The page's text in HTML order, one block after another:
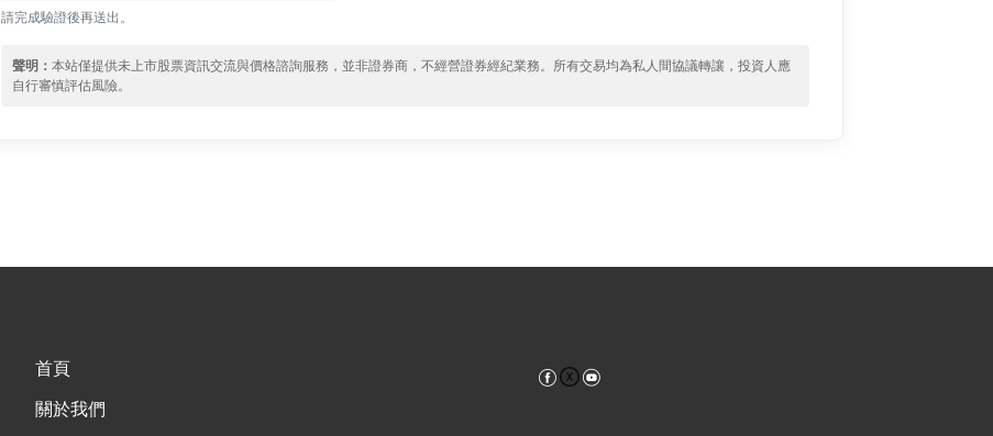
請完成驗證後再送出。
聲明：本站僅提供未上市股票資訊交流與價格諮詢服務，並非證券商，不經營證券經紀業務。所有交易均為私人間協議轉讓，投資人應
自行審慎評估風險。
首頁
關於我們
Facebook